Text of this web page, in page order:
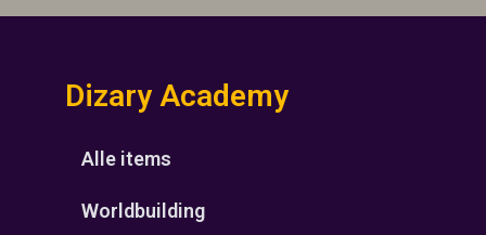
Dizary Academy
Alle items
Worldbuilding